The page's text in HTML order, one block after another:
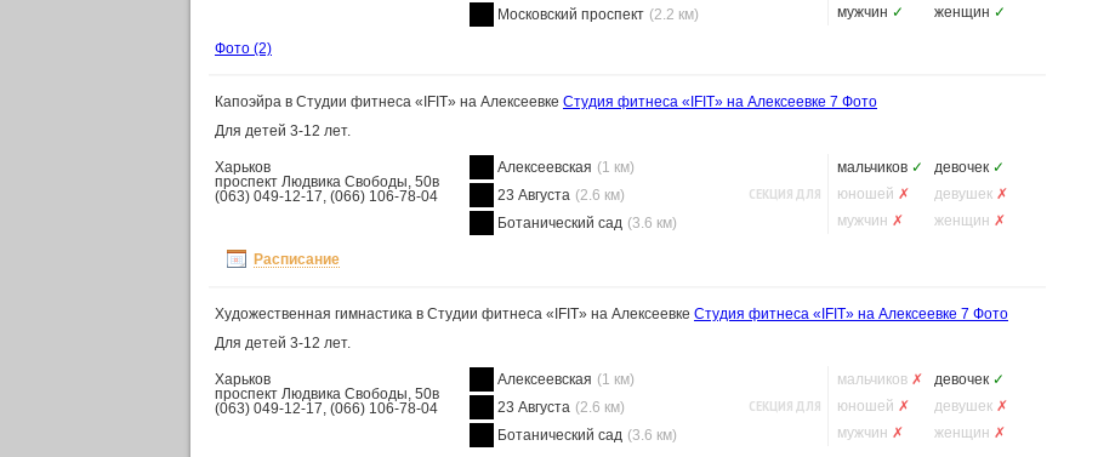
Московский проспект (2.2 км)
мужчин ✓ женщин ✓
Фото (2)
Капоэйра в Студии фитнеса «IFIT» на Алексеевке Студия фитнеса «IFIT» на Алексеевке 7 Фото
Для детей 3-12 лет.
Харьков
проспект Людвика Свободы, 50в
(063) 049-12-17, (066) 106-78-04
Алексеевская (1 км)
23 Августа (2.6 км)
Ботанический сад (3.6 км)
СЕКЦИЯ ДЛЯ
мальчиков ✓ девочек ✓
юношей ✗ девушек ✗
мужчин ✗ женщин ✗
Расписание
Художественная гимнастика в Студии фитнеса «IFIT» на Алексеевке Студия фитнеса «IFIT» на Алексеевке 7 Фото
Для детей 3-12 лет.
Харьков
проспект Людвика Свободы, 50в
(063) 049-12-17, (066) 106-78-04
Алексеевская (1 км)
23 Августа (2.6 км)
Ботанический сад (3.6 км)
СЕКЦИЯ ДЛЯ
мальчиков ✗ девочек ✓
юношей ✗ девушек ✗
мужчин ✗ женщин ✗